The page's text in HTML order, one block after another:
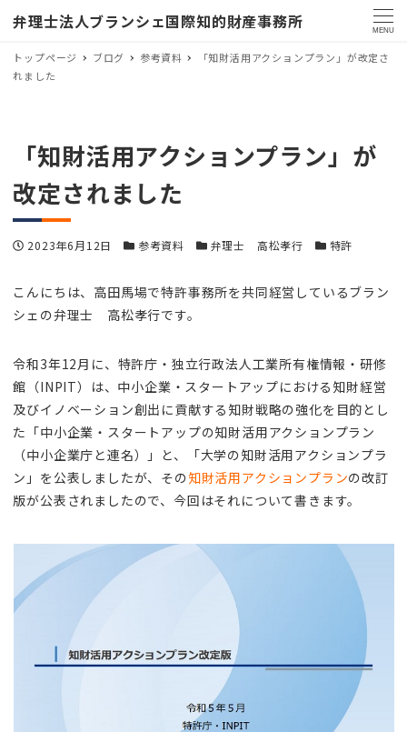
弁理士法人ブランシェ国際知的財産事務所 MENU
トップページ ブログ 参考資料
「知財活用アクションプラン」が改定さ
れました
「知財活用アクションプラン」が
改定されました
投稿日
2023年6月12日 カテゴリー
参考資料 カテゴリー
弁理士 高松孝行 カテゴリー
特許
こんにちは、高田馬場で特許事務所を共同経営しているブラン
シェの弁理士 高松孝行です。
令和3年12月に、特許庁・独立行政法人工業所有権情報・研修
館（INPIT）は、中小企業・スタートアップにおける知財経営
及びイノベーション創出に貢献する知財戦略の強化を目的とし
た「中小企業・スタートアップの知財活用アクションプラン
（中小企業庁と連名）」と、「大学の知財活用アクションプラ
ン」を公表しましたが、その知財活用アクションプランの改訂
版が公表されましたので、今回はそれについて書きます。